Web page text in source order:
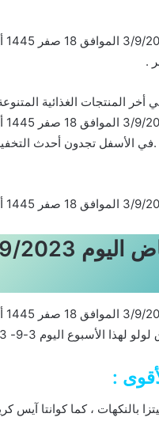
.
.في الأسفل تجدون أحدث
اليوم 3-9- 2023 الموافق 18-2-1445
:
بالنكهات ، كما كوانتا